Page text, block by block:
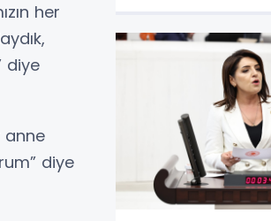
her
diye
anne
diye